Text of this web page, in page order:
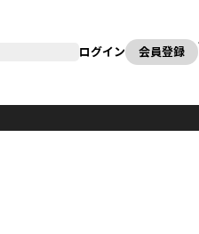
ログイン 会員登録
カート